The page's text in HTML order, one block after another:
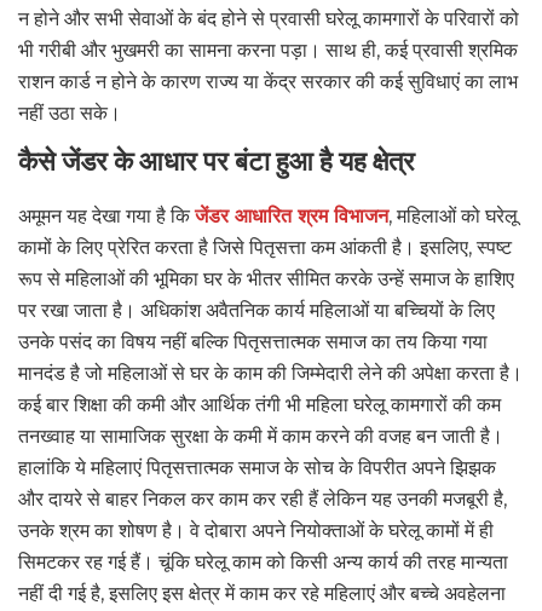
न होने और सभी सेवाओं के बंद होने से प्रवासी घरेलू कामगारों के परिवारों को
भी गरीबी और भुखमरी का सामना करना पड़ा। साथ ही, कई प्रवासी श्रमिक
राशन कार्ड न होने के कारण राज्य या केंद्र सरकार की कई सुविधाएं का लाभ
नहीं उठा सके।
कैसे जेंडर के आधार पर बंटा हुआ है यह क्षेत्र
अमूमन यह देखा गया है किजेंडर आधारित श्रम विभाजन, महिलाओं को घरेलू
कामों के लिए प्रेरित करता है जिसे पितृसत्ता कम आंकती है। इसलिए, स्पष्ट
रूप से महिलाओं की भूमिका घर के भीतर सीमित करके उन्हें समाज के हाशिए
पर रखा जाता है। अधिकांश अवैतनिक कार्य महिलाओं या बच्चियों के लिए
उनके पसंद का विषय नहीं बल्कि पितृसत्तात्मक समाज का तय किया गया
मानदंड है जो महिलाओं से घर के काम की जिम्मेदारी लेने की अपेक्षा करता है।
कई बार शिक्षा की कमी और आर्थिक तंगी भी महिला घरेलू कामगारों की कम
तनख्वाह या सामाजिक सुरक्षा के कमी में काम करने की वजह बन जाती है।
हालांकि ये महिलाएं पितृसत्तात्मक समाज के सोच के विपरीत अपने झिझक
और दायरे से बाहर निकल कर काम कर रही हैं लेकिन यह उनकी मजबूरी है,
उनके श्रम का शोषण है। वे दोबारा अपने नियोक्ताओं के घरेलू कामों में ही
सिमटकर रह गई हैं। चूंकि घरेलू काम को किसी अन्य कार्य की तरह मान्यता
नहीं दी गई है, इसलिए इस क्षेत्र में काम कर रहे महिलाएं और बच्चे अवहेलना